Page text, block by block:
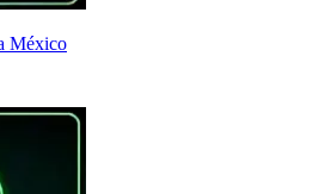
México